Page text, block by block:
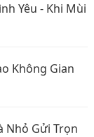
Yêu - Khi Mùi
Không Gian
Nhỏ Gửi Trọn